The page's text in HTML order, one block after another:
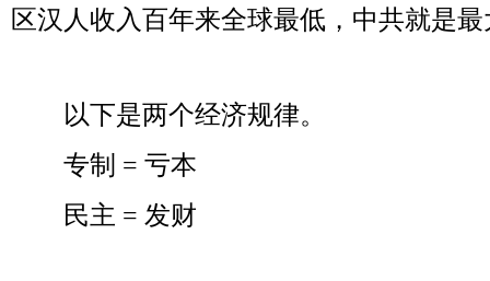
区汉人收入百年来全球最低，中共就是
以下是两个经济规律。
专制 = 亏本
民主 = 发财